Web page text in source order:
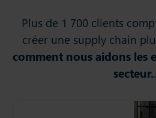
Plus de 1 700 clients
créer une supply chain
comment nous aidons les
secteur..